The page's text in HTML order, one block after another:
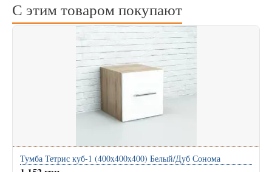
С этим товаром покупают
Тумба Тетрис куб-1 (400x400x400) Белый/Дуб Сонома